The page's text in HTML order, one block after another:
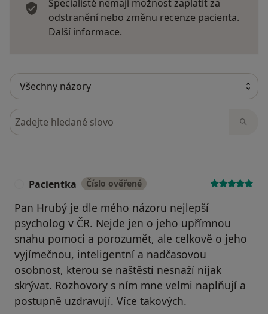
Specialisté nemají možnost zaplatit za
odstranění nebo změnu recenze pacienta.
Další informace.
Hledejte v názorech
Pacientka Číslo ověřené
Pan Hrubý je dle mého názoru nejlepší
psycholog v ČR. Nejde jen o jeho upřímnou
snahu pomoci a porozumět, ale celkově o jeho
vyjímečnou, inteligentní a nadčasovou
osobnost, kterou se naštěstí nesnaží nijak
skrývat. Rozhovory s ním mne velmi naplňují a
postupně uzdravují. Více takových.